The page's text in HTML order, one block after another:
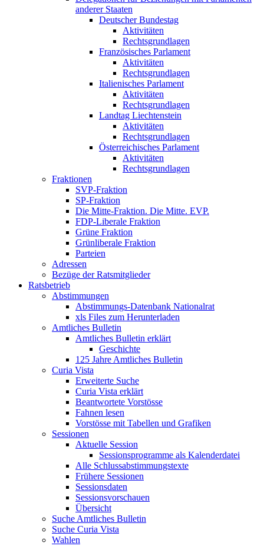
anderer Staaten
Deutscher Bundestag
Aktivitäten
Rechtsgrundlagen
Französisches Parlament
Aktivitäten
Rechtsgrundlagen
Italienisches Parlament
Aktivitäten
Rechtsgrundlagen
Landtag Liechtenstein
Aktivitäten
Rechtsgrundlagen
Österreichisches Parlament
Aktivitäten
Rechtsgrundlagen
Fraktionen
SVP-Fraktion
SP-Fraktion
Die Mitte-Fraktion. Die Mitte. EVP.
FDP-Liberale Fraktion
Grüne Fraktion
Grünliberale Fraktion
Parteien
Adressen
Bezüge der Ratsmitglieder
Ratsbetrieb
Abstimmungen
Abstimmungs-Datenbank Nationalrat
xls Files zum Herunterladen
Amtliches Bulletin
Amtliches Bulletin erklärt
Geschichte
125 Jahre Amtliches Bulletin
Curia Vista
Erweiterte Suche
Curia Vista erklärt
Beantwortete Vorstösse
Fahnen lesen
Vorstösse mit Tabellen und Grafiken
Sessionen
Aktuelle Session
Sessionsprogramme als Kalenderdatei
Alle Schlussabstimmungstexte
Frühere Sessionen
Sessionsdaten
Sessionsvorschauen
Übersicht
Suche Amtliches Bulletin
Suche Curia Vista
Wahlen